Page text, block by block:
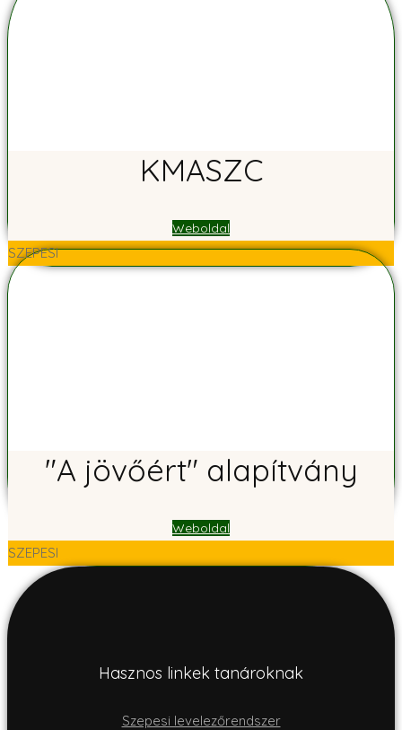
KMASZC
Weboldal
SZEPESI
"A jövőért" alapítvány
Weboldal
SZEPESI
Hasznos linkek tanároknak
Szepesi levelezőrendszer